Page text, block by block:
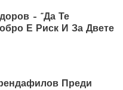
– “Да Те
Е Риск И За Двете
Преди